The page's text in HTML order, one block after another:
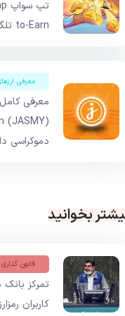
to-Earn تلگرام
معرفی
معرفی
دموکراسی
بخوانید
قانون گذاری
تمرکز
کاربران